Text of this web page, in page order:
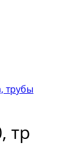
трубы
тр